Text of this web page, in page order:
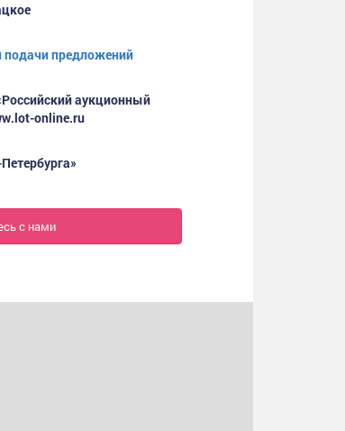
предложений
аукционный
online.ru
с нами